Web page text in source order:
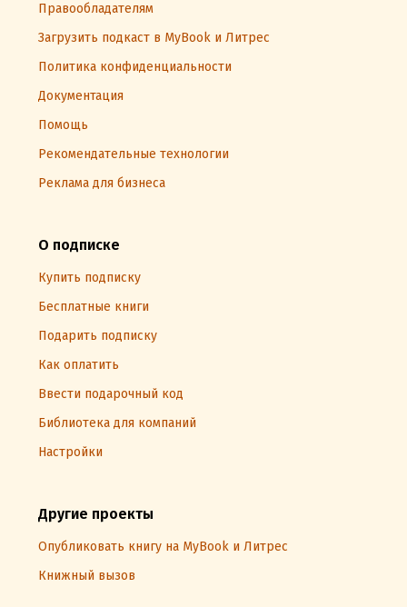
Правообладателям
Загрузить подкаст в MyBook и Литрес
Политика конфиденциальности
Документация
Помощь
Рекомендательные технологии
Реклама для бизнеса
О подписке
Купить подписку
Бесплатные книги
Подарить подписку
Как оплатить
Ввести подарочный код
Библиотека для компаний
Настройки
Другие проекты
Опубликовать книгу на MyBook и Литрес
Книжный вызов